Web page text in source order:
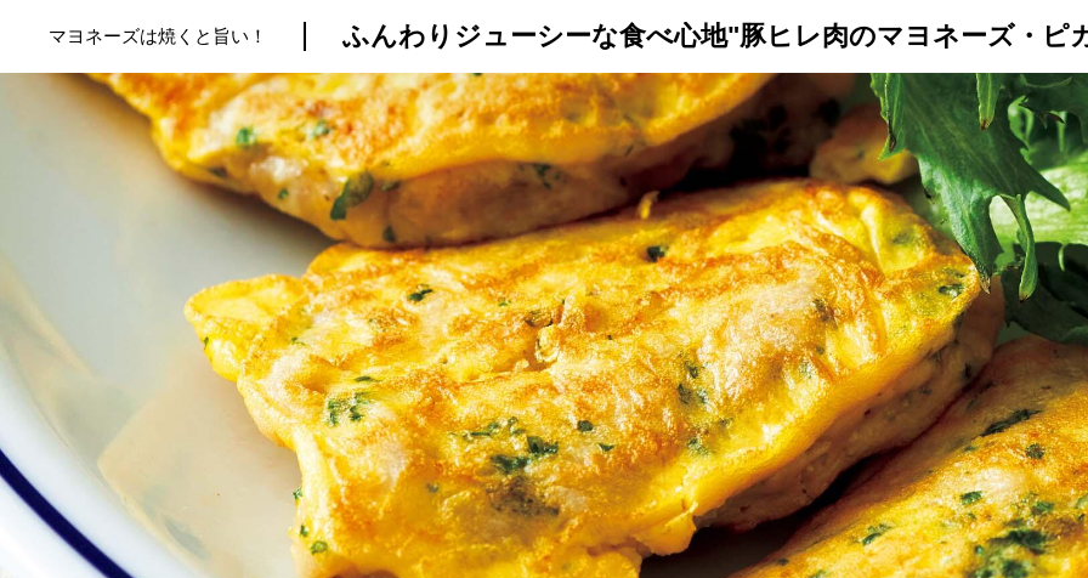
トップ プロが教えるレシピ 厳選！店探し 食のストーリー
マヨネーズは焼くと旨い！ ふんわりジューシーな食べ心地"豚ヒレ肉のマヨネーズ・ピ